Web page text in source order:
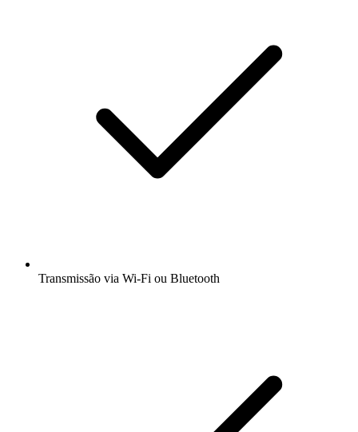
Transmissão via Wi-Fi ou Bluetooth